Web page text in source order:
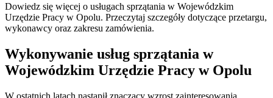
Dowiedz się więcej o usługach sprzątania w Wojewódzkim
Urzędzie Pracy w Opolu. Przeczytaj szczegóły dotyczące przetargu,
wykonawcy oraz zakresu zamówienia.
Wykonywanie usług sprzątania w
Wojewódzkim Urzędzie Pracy w Opolu
W ostatnich latach nastąpił znaczący wzrost zainteresowania